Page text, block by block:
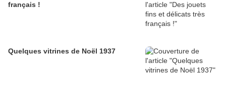
français !
Quelques vitrines de Noël 1937